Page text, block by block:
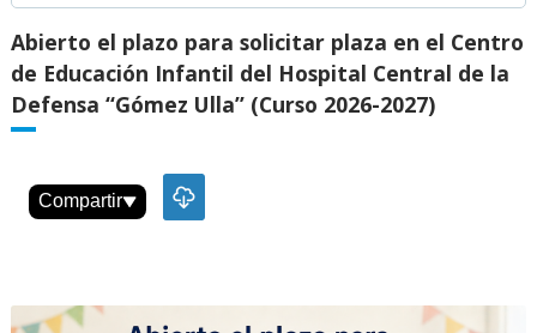
Abierto el plazo para solicitar plaza en el Centro
de Educación Infantil del Hospital Central de la
Defensa “Gómez Ulla” (Curso 2026-2027)
Compartir